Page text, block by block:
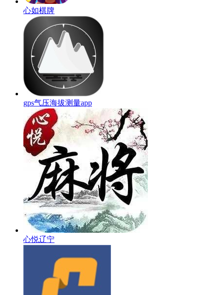
心如棋牌
gps气压海拔测量app
心悦辽宁